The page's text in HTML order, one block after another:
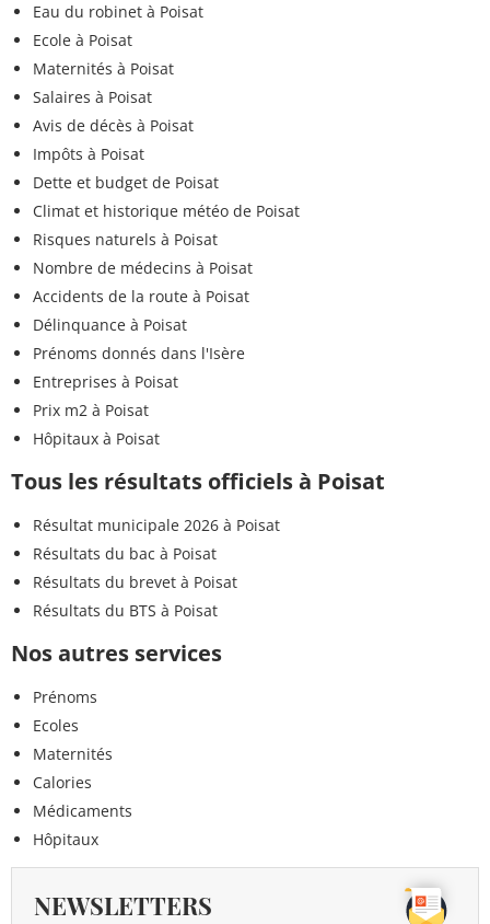
Eau du robinet à Poisat
Ecole à Poisat
Maternités à Poisat
Salaires à Poisat
Avis de décès à Poisat
Impôts à Poisat
Dette et budget de Poisat
Climat et historique météo de Poisat
Risques naturels à Poisat
Nombre de médecins à Poisat
Accidents de la route à Poisat
Délinquance à Poisat
Prénoms donnés dans l'Isère
Entreprises à Poisat
Prix m2 à Poisat
Hôpitaux à Poisat
Tous les résultats officiels à Poisat
Résultat municipale 2026 à Poisat
Résultats du bac à Poisat
Résultats du brevet à Poisat
Résultats du BTS à Poisat
Nos autres services
Prénoms
Ecoles
Maternités
Calories
Médicaments
Hôpitaux
NEWSLETTERS